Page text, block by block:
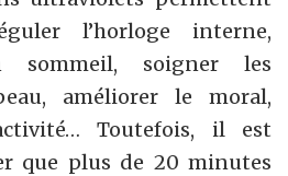
l’horloge interne,
sommeil, soigner les
améliorer le moral,
Toutefois, il est
que plus de 20 minutes